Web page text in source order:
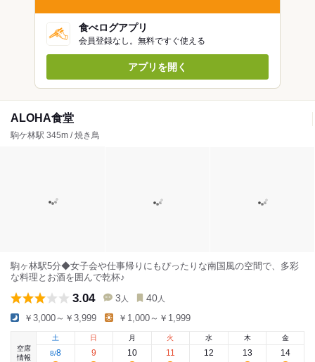
食べログアプリ
会員登録なし。無料ですぐ使える
アプリを開く
ALOHA食堂
駒ケ林駅 345m / 焼き鳥
駒ヶ林駅5分◆女子会や仕事帰りにもぴったりな南国風の空間で、多彩
な料理とお酒を囲んで乾杯♪
3.04 3 人 40 人
￥3,000～￥3,999 ￥1,000～￥1,999
空席
情報
土
8/8
日
9
月
10
火
11
水
12
木
13
金
14